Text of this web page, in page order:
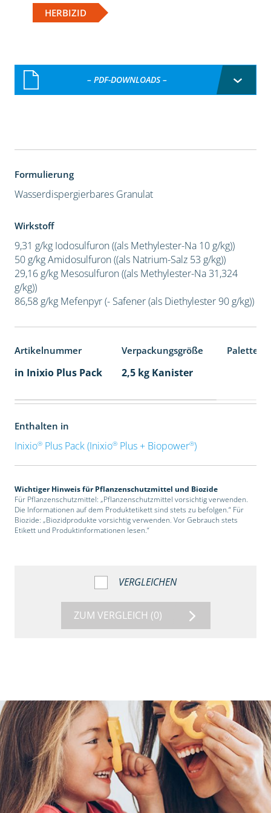
HERBIZID
– PDF-DOWNLOADS –
Formulierung
Wasserdispergierbares Granulat
Wirkstoff
9,31 g/kg Iodosulfuron ((als Methylester-Na 10 g/kg))
50 g/kg Amidosulfuron ((als Natrium-Salz 53 g/kg))
29,16 g/kg Mesosulfuron ((als Methylester-Na 31,324
g/kg))
86,58 g/kg Mefenpyr (- Safener (als Diethylester 90 g/kg))
Artikelnummer Verpackungsgröße
in Inixio Plus Pack 2,5 kg Kanister
Enthalten in
Inixio®Plus Pack (Inixio®Plus + Biopower®)
Wichtiger Hinweis für Pflanzenschutzmittel und Biozide
Für Pflanzenschutzmittel: „Pflanzenschutzmittel vorsichtig verwenden.
Die Informationen auf dem Produktetikett sind stets zu befolgen.“ Für
Biozide: „Biozidprodukte vorsichtig verwenden. Vor Gebrauch stets
Etikett und Produktinformationen lesen.“
VERGLEICHEN
ZUM VERGLEICH (0)